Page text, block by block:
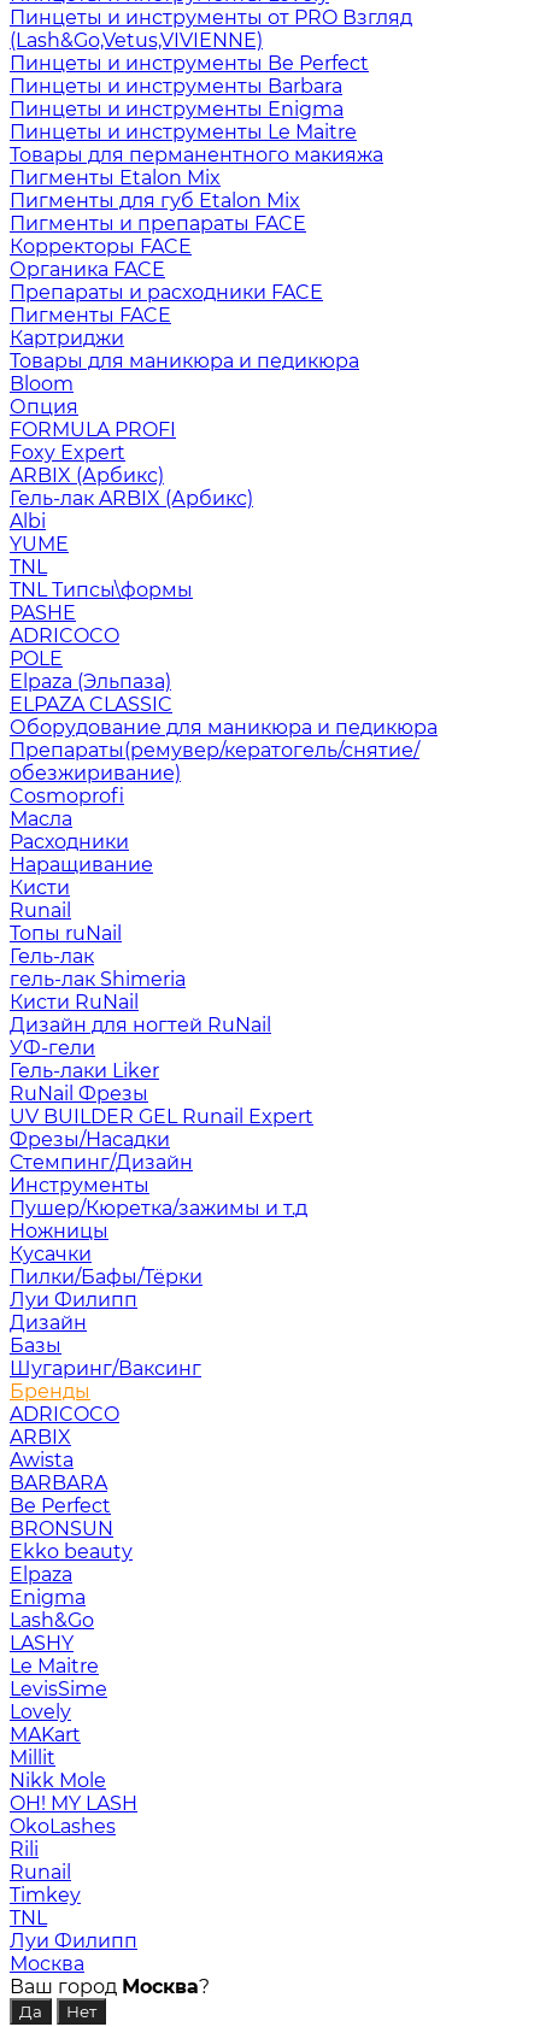
Пинцеты и инструменты от PRO Взгляд
(Lash&Go,Vetus,VIVIENNE)
Пинцеты и инструменты Be Perfect
Пинцеты и инструменты Barbara
Пинцеты и инструменты Enigma
Пинцеты и инструменты Le Maitre
Товары для перманентного макияжа
Пигменты Etalon Mix
Пигменты для губ Etalon Mix
Пигменты и препараты FACE
Корректоры FACE
Органика FACE
Препараты и расходники FACE
Пигменты FACE
Картриджи
Товары для маникюра и педикюра
Bloom
Опция
FORMULA PROFI
Foxy Expert
ARBIX (Арбикс)
Гель-лак ARBIX (Арбикс)
Albi
YUME
TNL
TNL Типсы\формы
PASHE
ADRICOCO
POLE
Elpaza (Эльпаза)
ELPAZA CLASSIC
Оборудование для маникюра и педикюра
Препараты(ремувер/кератогель/снятие/
обезжиривание)
Cosmoprofi
Масла
Расходники
Наращивание
Кисти
Runail
Топы ruNail
Гель-лак
гель-лак Shimeria
Кисти RuNail
Дизайн для ногтей RuNail
УФ-гели
Гель-лаки Liker
RuNail Фрезы
UV BUILDER GEL Runail Expert
Фрезы/Насадки
Стемпинг/Дизайн
Инструменты
Пушер/Кюретка/зажимы и т.д
Ножницы
Кусачки
Пилки/Бафы/Тёрки
Луи Филипп
Дизайн
Базы
Шугаринг/Ваксинг
Бренды
ADRICOCO
ARBIX
Awista
BARBARA
Be Perfect
BRONSUN
Ekko beauty
Elpaza
Enigma
Lash&Go
LASHY
Le Maitre
LevisSime
Lovely
MAKart
Millit
Nikk Mole
OH! MY LASH
OkoLashes
Rili
Runail
Timkey
TNL
Луи Филипп
Москва
Ваш город Москва?